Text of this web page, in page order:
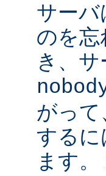
サー
のを
き、
がっ
するに
ます。